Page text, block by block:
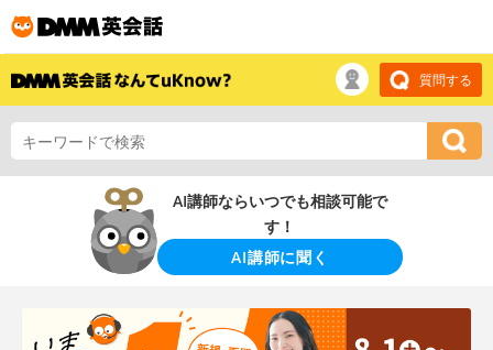
質問する
AI講師ならいつでも相談可能で
す！
AI講師に聞く